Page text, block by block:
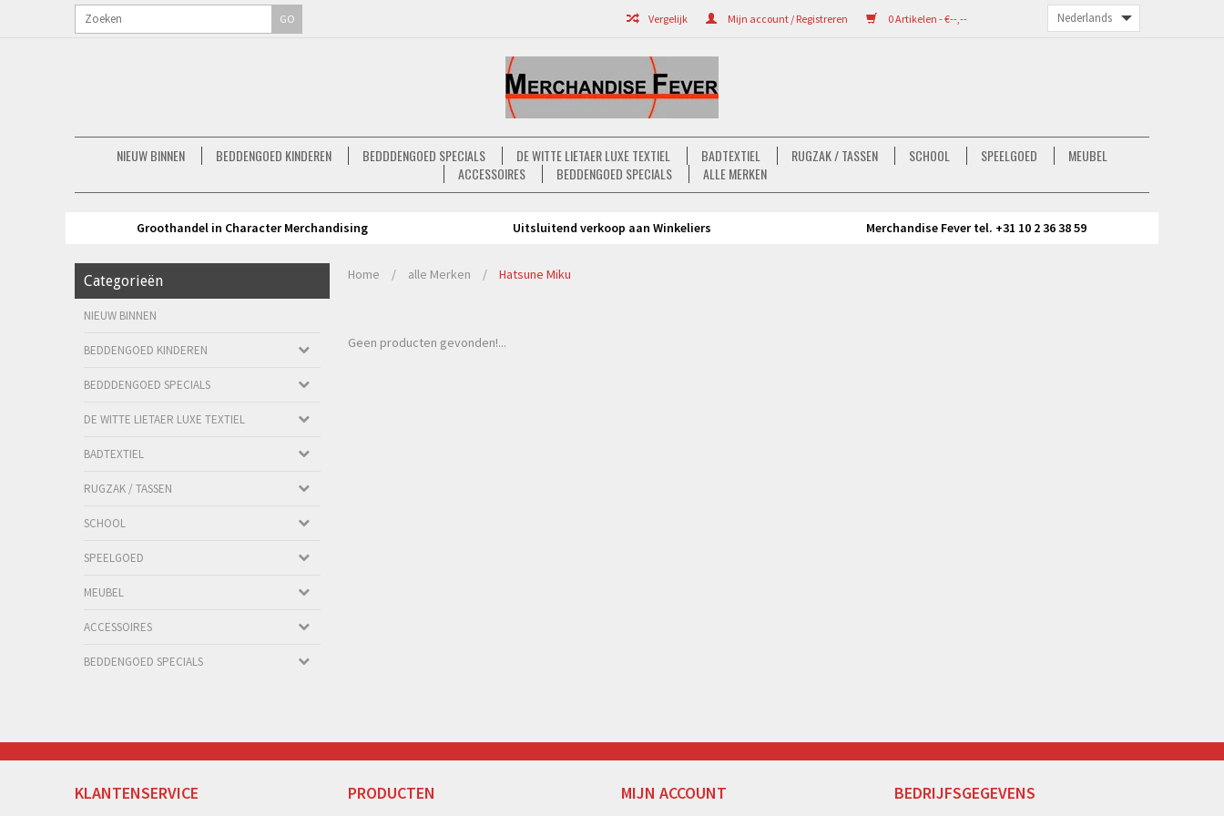
0 Artikelen - €--,--
Mijn account / Registreren
Vergelijk
GO
NIEUW BINNEN BEDDENGOED KINDEREN BEDDDENGOED SPECIALS DE WITTE LIETAER LUXE TEXTIEL BADTEXTIEL RUGZAK / TASSEN SCHOOL SPEELGOED
MEUBEL
ACCESSOIRES
BEDDENGOED SPECIALS ALLE MERKEN
Groothandel in Character Merchandising Uitsluitend verkoop aan Winkeliers Merchandise Fever tel. +31 10 2 36 38 59
Categorieën
NIEUW BINNEN
BEDDENGOED KINDEREN
BEDDDENGOED SPECIALS
DE WITTE LIETAER LUXE TEXTIEL
BADTEXTIEL
RUGZAK / TASSEN
SCHOOL
SPEELGOED
MEUBEL
ACCESSOIRES
BEDDENGOED SPECIALS
Home / alle Merken / Hatsune Miku
Geen producten gevonden!...
KLANTENSERVICE PRODUCTEN MIJN ACCOUNT BEDRIJFSGEGEVENS